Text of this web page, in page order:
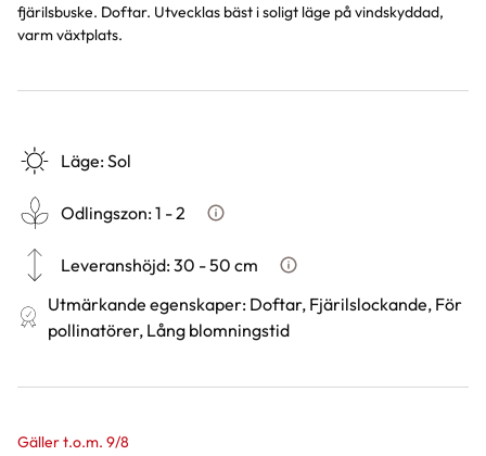
fjärilsbuske. Doftar. Utvecklas bäst i soligt läge på vindskyddad,
varm växtplats.
Läge:Sol
Odlingszon:1 - 2 Vad är odlingszon?
Leveranshöjd:30 - 50 cm Hur vi mäter leveranshöjd på
Utmärkande egenskaper: Doftar, Fjärilslockande, För
pollinatörer, Lång blomningstid
Gäller t.o.m. 9/8